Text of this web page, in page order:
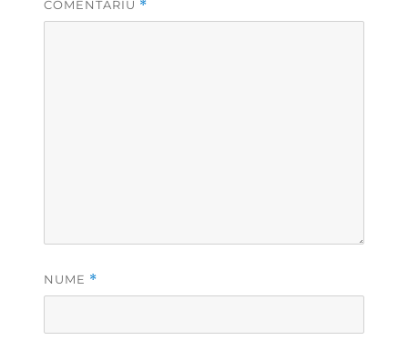
COMENTARIU *
NUME *